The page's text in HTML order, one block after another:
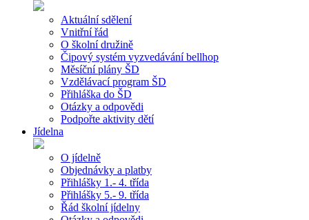
Aktuální sdělení
Vnitřní řád
O školní družině
Čipový systém vyzvedávání bellhop
Měsíční plány ŠD
Vzdělávací program ŠD
Přihláška do ŠD
Otázky a odpovědi
Podpořte aktivity dětí
Jídelna
O jídelně
Objednávky a platby
Přihlášky 1.- 4. třída
Přihlášky 5.- 9. třída
Řád školní jídelny